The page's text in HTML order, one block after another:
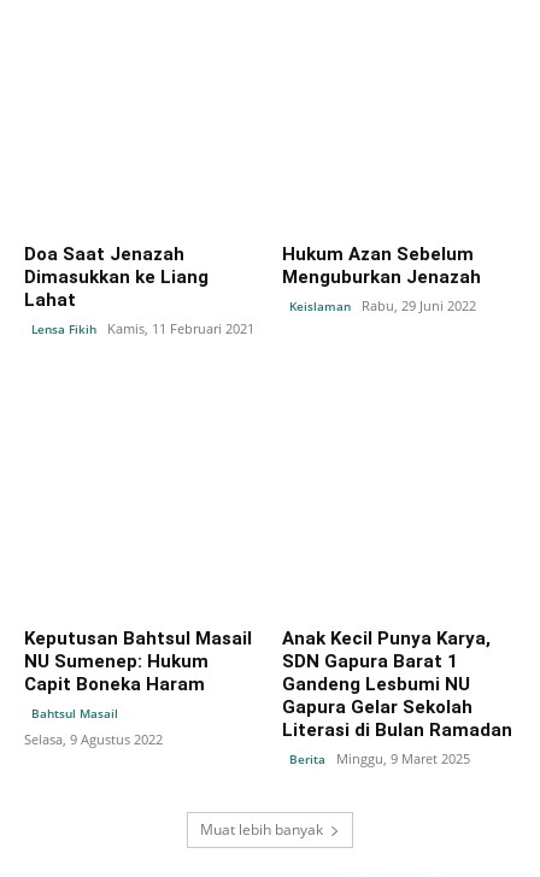
Doa Saat Jenazah
Dimasukkan ke Liang
Lahat
Lensa Fikih Kamis, 11 Februari 2021
Hukum Azan Sebelum
Menguburkan Jenazah
Keislaman Rabu, 29 Juni 2022
Keputusan Bahtsul Masail
NU Sumenep: Hukum
Capit Boneka Haram
Bahtsul Masail
Selasa, 9 Agustus 2022
Anak Kecil Punya Karya,
SDN Gapura Barat 1
Gandeng Lesbumi NU
Gapura Gelar Sekolah
Literasi di Bulan Ramadan
Berita Minggu, 9 Maret 2025
Muat lebih banyak